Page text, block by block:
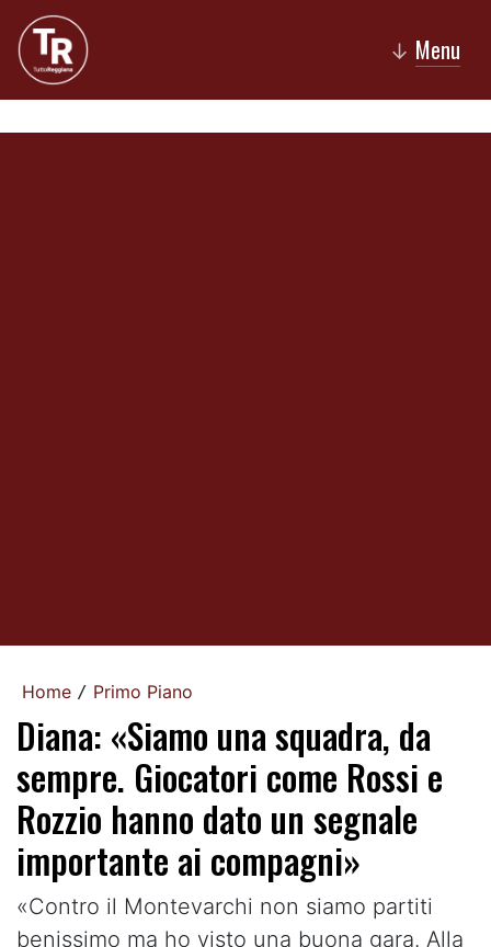
↓ Menu
Home / Primo Piano
Diana: «Siamo una squadra, da
sempre. Giocatori come Rossi e
Rozzio hanno dato un segnale
importante ai compagni»
«Contro il Montevarchi non siamo partiti
benissimo ma ho visto una buona gara. Alla